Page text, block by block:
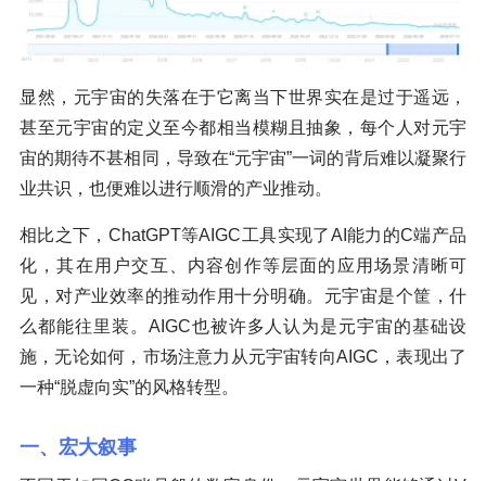
显然，元宇宙的失落在于它离当下世界实在是过于遥远，
甚至元宇宙的定义至今都相当模糊且抽象，每个人对元宇
宙的期待不甚相同，导致在“元宇宙”一词的背后难以凝聚行
业共识，也便难以进行顺滑的产业推动。
相比之下，ChatGPT等AIGC工具实现了AI能力的C端产品
化，其在用户交互、内容创作等层面的应用场景清晰可
见，对产业效率的推动作用十分明确。元宇宙是个筐，什
么都能往里装。AIGC也被许多人认为是元宇宙的基础设
施，无论如何，市场注意力从元宇宙转向AIGC，表现出了
一种“脱虚向实”的风格转型。
一、宏大叙事